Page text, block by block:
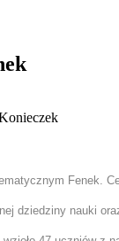
Fenek.
dziedziny nauki